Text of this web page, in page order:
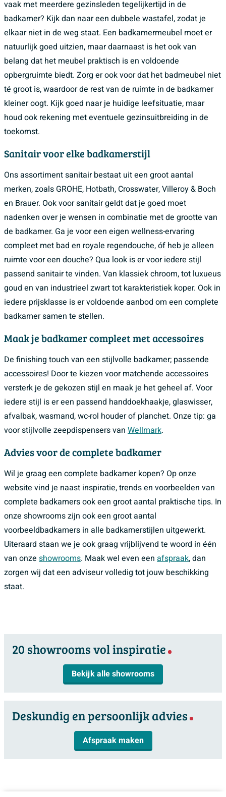
vaak met meerdere gezinsleden tegelijkertijd in de
badkamer? Kijk dan naar een dubbele wastafel, zodat je
elkaar niet in de weg staat. Een badkamermeubel moet er
natuurlijk goed uitzien, maar daarnaast is het ook van
belang dat het meubel praktisch is en voldoende
opbergruimte biedt. Zorg er ook voor dat het badmeubel niet
té groot is, waardoor de rest van de ruimte in de badkamer
kleiner oogt. Kijk goed naar je huidige leefsituatie, maar
houd ook rekening met eventuele gezinsuitbreiding in de
toekomst.
Sanitair voor elke badkamerstijl
Ons assortiment sanitair bestaat uit een groot aantal
merken, zoals GROHE, Hotbath, Crosswater, Villeroy & Boch
en Brauer. Ook voor sanitair geldt dat je goed moet
nadenken over je wensen in combinatie met de grootte van
de badkamer. Ga je voor een eigen wellness-ervaring
compleet met bad en royale regendouche, óf heb je alleen
ruimte voor een douche? Qua look is er voor iedere stijl
passend sanitair te vinden. Van klassiek chroom, tot luxueus
goud en van industrieel zwart tot karakteristiek koper. Ook in
iedere prijsklasse is er voldoende aanbod om een complete
badkamer samen te stellen.
Maak je badkamer compleet met accessoires
De finishing touch van een stijlvolle badkamer; passende
accessoires! Door te kiezen voor matchende accessoires
versterk je de gekozen stijl en maak je het geheel af. Voor
iedere stijl is er een passend handdoekhaakje, glaswisser,
afvalbak, wasmand, wc-rol houder of planchet. Onze tip: ga
voor stijlvolle zeepdispensers van Wellmark.
Advies voor de complete badkamer
Wil je graag een complete badkamer kopen? Op onze
website vind je naast inspiratie, trends en voorbeelden van
complete badkamers ook een groot aantal praktische tips. In
onze showrooms zijn ook een groot aantal
voorbeeldbadkamers in alle badkamerstijlen uitgewerkt.
Uiteraard staan we je ook graag vrijblijvend te woord in één
van onze showrooms. Maak wel even een afspraak, dan
zorgen wij dat een adviseur volledig tot jouw beschikking
staat.
20 showrooms vol inspiratie
Bekijk alle showrooms
Deskundig en persoonlijk advies
Afspraak maken